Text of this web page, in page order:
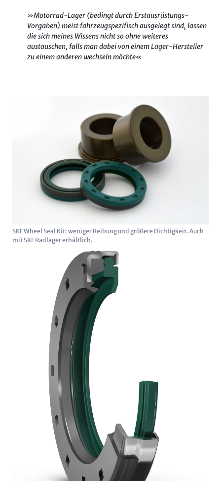
»Motorrad-Lager (bedingt durch Erstausrüstungs-
Vorgaben) meist fahrzeugspezifisch ausgelegt sind, lassen
die sich meines Wissens nicht so ohne weiteres
austauschen, falls man dabei von einem Lager-Hersteller
zu einem anderen wechseln möchte«
SKF Wheel Seal Kit: weniger Reibung und größere Dichtigkeit. Auch
mit SKF Radlager erhältlich.